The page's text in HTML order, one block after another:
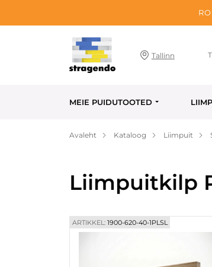
Tallinn
MEIE PUIDUTOOTED
Avaleht Kataloog Liimpuit
Liimpuitkilp
ARTIKKEL: 1900-620-40-1PLSL